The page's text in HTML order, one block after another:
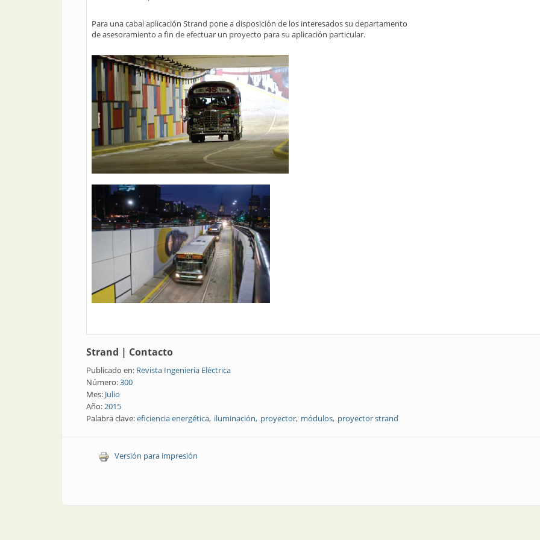
Para una cabal aplicación Strand pone a disposición de los interesados su departamento
de asesoramiento a fin de efectuar un proyecto para su aplicación particular.
Strand | Contacto
Publicado en: Revista Ingeniería Eléctrica
Número:300
Mes: Julio
Año:2015
Palabra clave:eficiencia energética iluminación proyector módulos proyector strand
Versión para impresión